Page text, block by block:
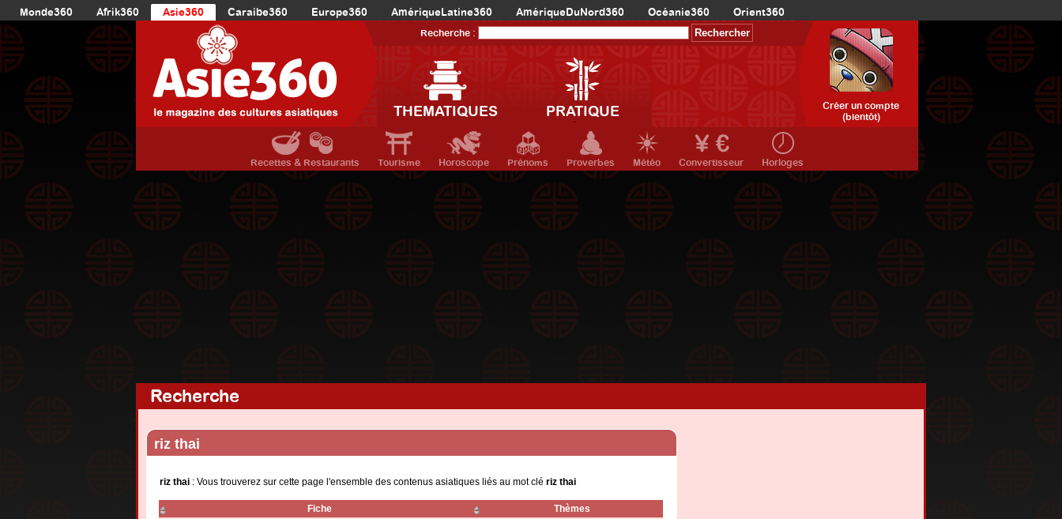
Monde360 Afrik360 Asie360 Caraibe360 Europe360 AmériqueLatine360 AmériqueDuNord360 Océanie360 Orient360
Recherche :
THEMATIQUES PRATIQUE
Créer un compte
(bientôt)
Recettes & Restaurants Tourisme Horoscope Prénoms Proverbes Météo Convertisseur Horloges
Recherche
riz thai
riz thai : Vous trouverez sur cette page l'ensemble des contenus asiatiques liés au mot clé riz thai
Fiche
Thèmes